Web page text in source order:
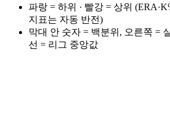
파랑 = 하위 · 빨강 = 상위
지표는 자동 반전)
막대 안 숫자 = 백분위, 오른쪽 =
선 = 리그 중앙값